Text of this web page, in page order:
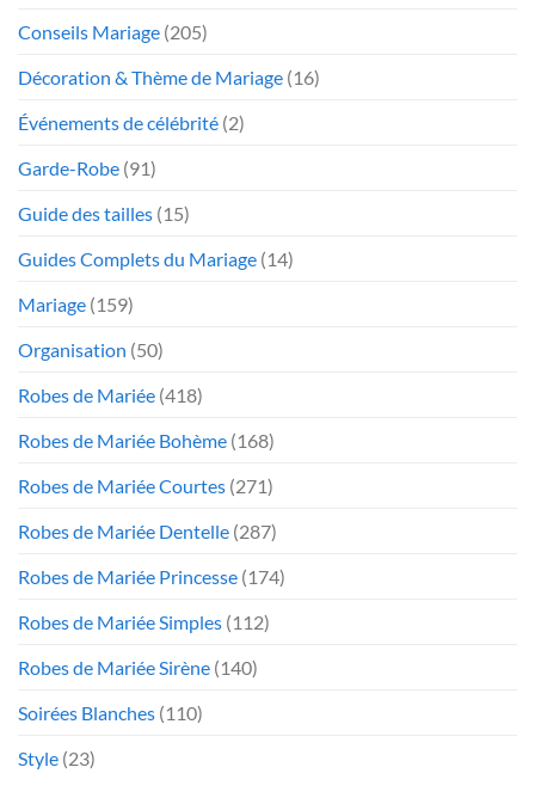
Conseils Mariage (205)
Décoration & Thème de Mariage (16)
Événements de célébrité (2)
Garde-Robe (91)
Guide des tailles (15)
Guides Complets du Mariage (14)
Mariage (159)
Organisation (50)
Robes de Mariée (418)
Robes de Mariée Bohème (168)
Robes de Mariée Courtes (271)
Robes de Mariée Dentelle (287)
Robes de Mariée Princesse (174)
Robes de Mariée Simples (112)
Robes de Mariée Sirène (140)
Soirées Blanches (110)
Style (23)